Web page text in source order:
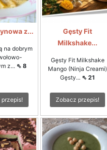
z...
na dobrym
z... ⇖ 8
Gęsty Fit
Milkshake...
Gęsty Fit Milkshake
Mango (Ninja Creami)
Gęsty... ⇖ 21
Zobacz przepis!